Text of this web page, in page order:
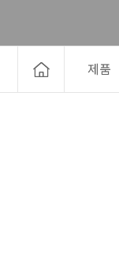
제품